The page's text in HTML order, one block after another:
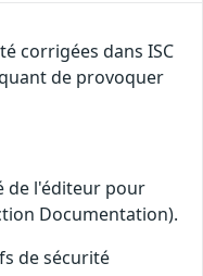
corrigées dans ISC
de provoquer
de l'éditeur pour
Documentation).
de sécurité